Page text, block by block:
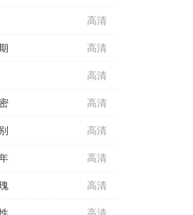
高清
高清
高清
高清
高清
高清
高清